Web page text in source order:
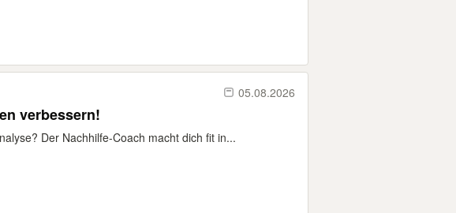
05.08.2026
verbessern!
Der Nachhilfe-Coach macht dich fit in...